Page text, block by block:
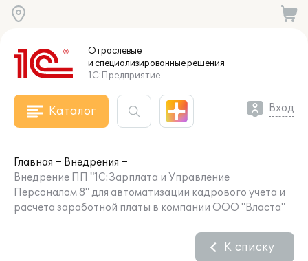
Отраслевые
и специализированныерешения
1С:Предприятие
Каталог Вход
Главная
Внедрения
Внедрение ПП "1С:Зарплата и Управление
Персоналом 8" для автоматизации кадрового учета и
расчета заработной платы в компании ООО "Власта"
К списку